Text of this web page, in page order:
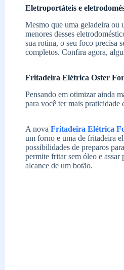
Eletroportáteis e
Mesmo que uma geladeira ou
menores desses
sua rotina, o seu foco precisa
completos. Confira agora,
Fritadeira Elétrica Oster
Pensando em otimizar ainda
para você ter mais praticidade
A nova Fritadeira Elétrica
um forno e uma de fritadeira
possibilidades de preparos
permite fritar sem óleo e assar
alcance de um botão.